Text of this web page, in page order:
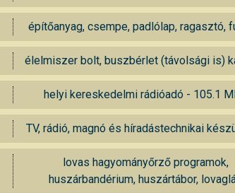
építőanyag, csempe, padlólap, ragasztó,
élelmiszer bolt, buszbérlet (távolsági is)
helyi kereskedelmi rádióadó - 105.1
TV, rádió, magnó és híradástechnikai
lovas hagyományőrző programok,
huszárbandérium, huszártábor,